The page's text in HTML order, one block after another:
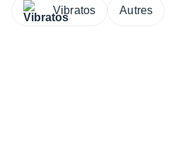
Vibratos Autres